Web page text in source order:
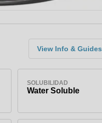
View Info & Guides
SOLUBILIDAD
Water Soluble